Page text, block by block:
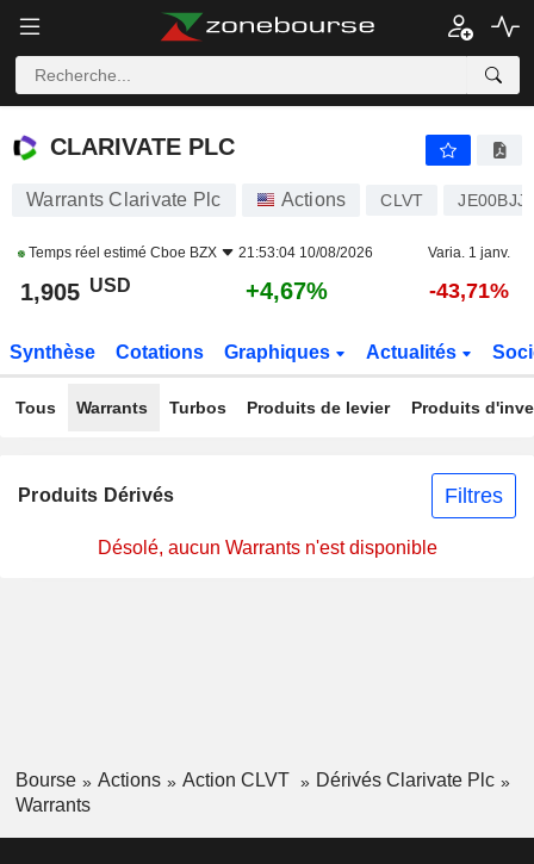
CLARIVATE PLC
CLARIVATE PLC
Warrants Clarivate Plc Actions CLVT
Temps réel estimé Cboe BZX 21:53:04 10/08/2026 Varia. 1 janv.
1,905 USD +4,67% -43,71%
Synthèse Cotations Graphiques Actualités
Tous Warrants Turbos Produits de levier Produits
Produits Dérivés Filtres
Désolé, aucun Warrants n'est disponible
Bourse Actions Action CLVT
Dérivés Clarivate Plc
Warrants